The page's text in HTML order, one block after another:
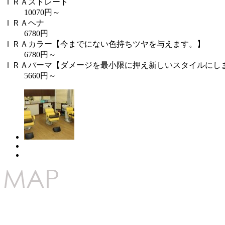
ＩＲＡストレート
10070円～
ＩＲＡヘナ
6780円
ＩＲＡカラー【今までにない色持ちツヤを与えます。】
6780円～
ＩＲＡパーマ【ダメージを最小限に押え新しいスタイルにし
5660円～